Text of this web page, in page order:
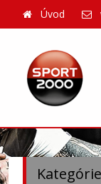
Úvod
Kategórie